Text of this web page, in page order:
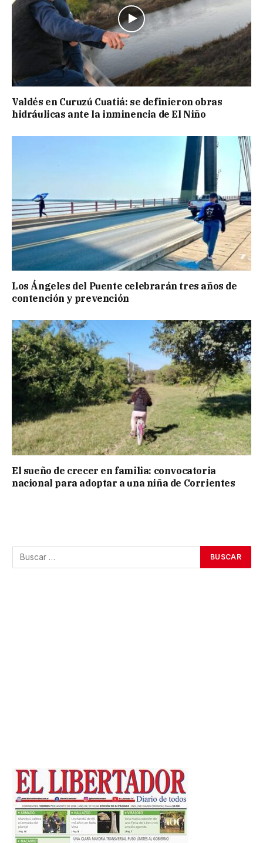
Valdés en Curuzú Cuatiá: se definieron obras
hidráulicas ante la inminencia de El Niño
Los Ángeles del Puente celebrarán tres años de
contención y prevención
El sueño de crecer en familia: convocatoria
nacional para adoptar a una niña de Corrientes